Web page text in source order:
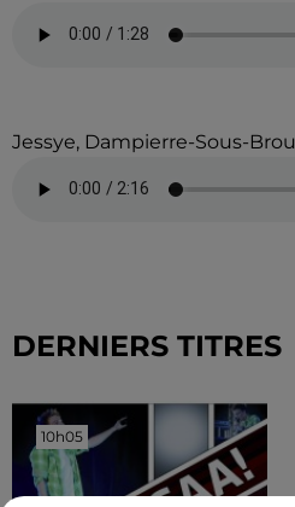
Jessye, Dampierre-Sous-Brou
DERNIERS TITRES
10h05
10h05